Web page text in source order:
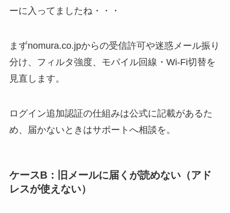
ーに入ってましたね・・・
まずnomura.co.jpからの受信許可や迷惑メール振り
分け、フィルタ強度、モバイル回線・Wi-Fi切替を
見直します。
ログイン追加認証の仕組みは公式に記載があるた
め、届かないときはサポートへ相談を。
ケースB：旧メールに届くが読めない（アド
レスが使えない）